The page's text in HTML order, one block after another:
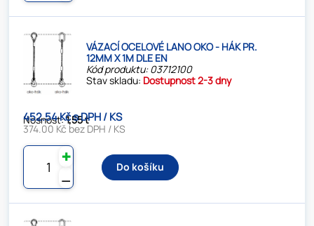
VÁZACÍ OCELOVÉ LANO OKO - HÁK PR.
12MM X 1M DLE EN
Kód produktu: 03712100
Stav skladu: Dostupnost 2-3 dny
Nosnost:1,55 t
452.54 Kč s DPH / KS
374.00 Kč bez DPH / KS
⚊
✚
Do košíku